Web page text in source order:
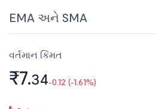
EMA અને SMA
વર્તમાન કિંમત
₹7.34-0.12 (-1.61%)